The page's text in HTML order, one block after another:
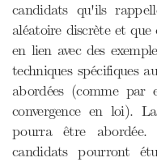
candidats qu'ils
aléatoire discrète et que
en lien avec des
techniques spécifiques
abordées (comme par
convergence en loi).
pourra être
candidats pourront